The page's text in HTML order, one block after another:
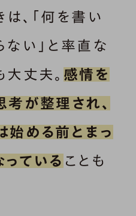
、「何を書い
い」と率直な
丈夫。 感情を
が整理され、
始める前とまっ
ている ことも